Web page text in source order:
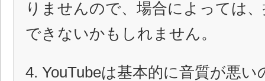
りませんので、場合によっては
できないかもしれません。
4. YouTubeは基本的に音質が悪